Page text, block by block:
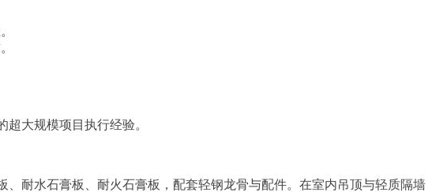
大规模项目执行经验。
耐水石膏板、耐火石膏板，配套轻钢龙骨与配件。在室内吊顶与轻质隔墙